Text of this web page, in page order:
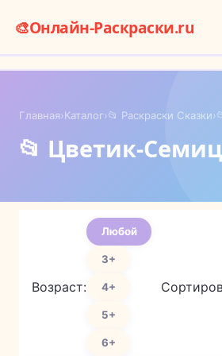
🎨Онлайн-Раскраски.ru
Главная›Каталог›📂 Раскраски Сказки›
📂 Цветик-
Возраст:
Любой
3+
4+
5+
6+